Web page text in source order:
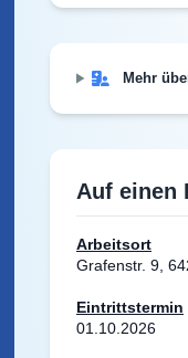
Mehr
Auf einen
Arbeitsort
Grafenstr. 9,
Eintrittstermin
01.10.2026